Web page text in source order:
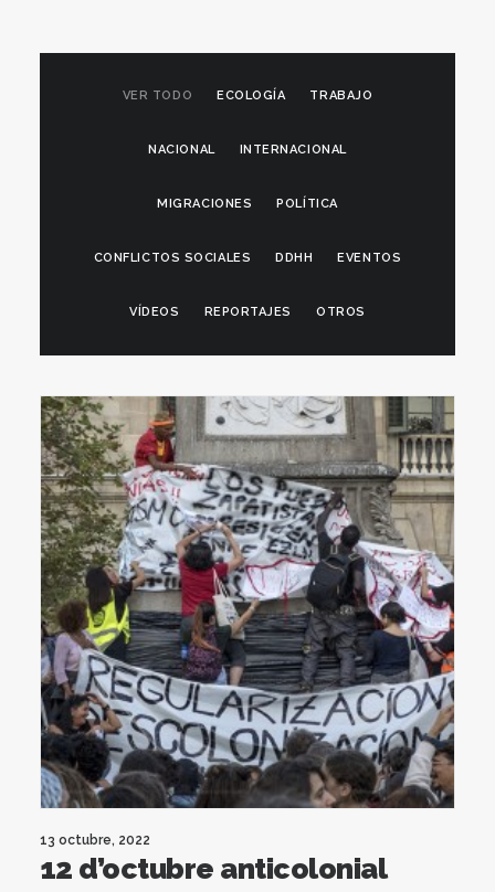
VER TODO ECOLOGÍA TRABAJO
NACIONAL INTERNACIONAL
MIGRACIONES POLÍTICA
CONFLICTOS SOCIALES DDHH EVENTOS
VÍDEOS REPORTAJES OTROS
13 octubre, 2022
12 d’octubre anticolonial